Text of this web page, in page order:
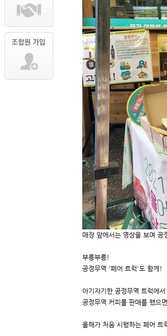
매장 앞에서는 영상을 보며 공
부릉부릉!
공정무역 '페어 트럭'도 함께!
아기자기한 공정무역 트럭에
공정무역 커피를 판매를 했으
올해가 처음 시행하는 페어 트